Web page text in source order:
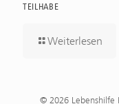
TEILHABE
Weiterlesen
© 2026 Lebenshilfe